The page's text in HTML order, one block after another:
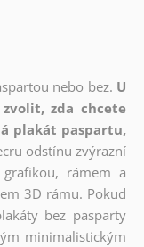
nebo bez. U
zda chcete
plakát paspartu,
odstínu zvýrazní
rámem a
3D rámu. Pokud
bez pasparty
minimalistickým